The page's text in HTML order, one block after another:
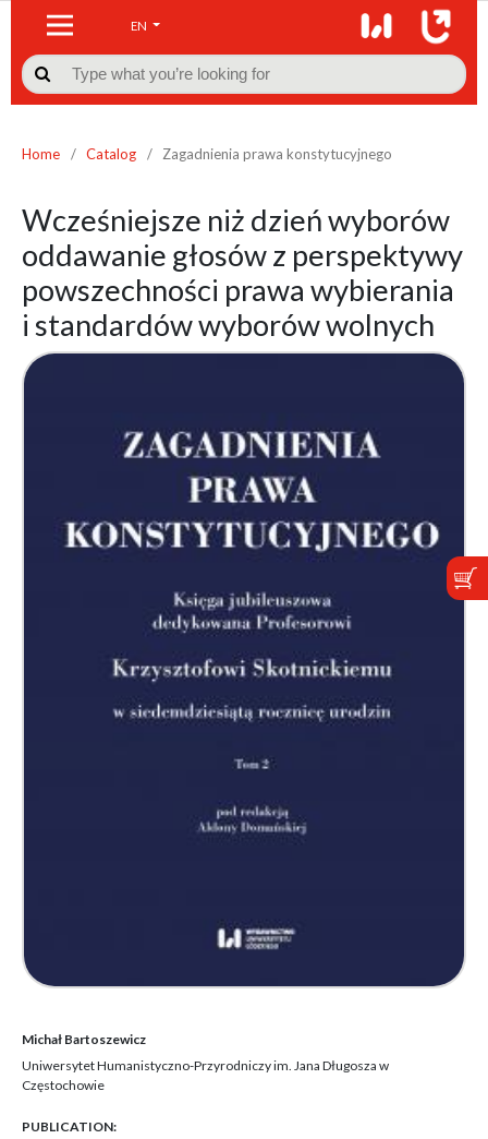
EN

Home / Catalog / Zagadnienia prawa konstytucyjnego
Wcześniejsze niż dzień wyborów
oddawanie głosów z perspektywy
powszechności prawa wybierania
i standardów wyborów wolnych
Michał Bartoszewicz
Uniwersytet Humanistyczno-Przyrodniczy im. Jana Długosza w
Częstochowie
PUBLICATION: